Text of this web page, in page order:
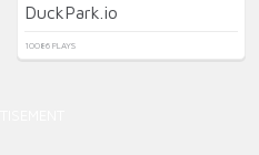
DuckPark.io
10086 PLAYS